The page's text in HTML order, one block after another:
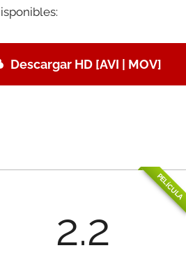
Descargar HD [AVI | MOV]
PELÍCULA
2.2